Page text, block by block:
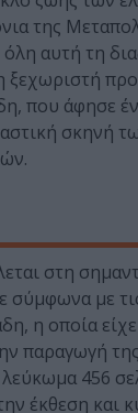
της
αυτή τη
ξεχωριστή
που άφησε
σκηνή
στη
σύμφωνα με
η οποία είχε
παραγωγή
456
έκθεση και